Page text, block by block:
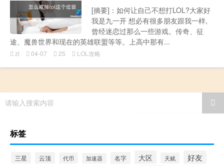
[摘要]：如何让自己不想打LOL?大家好
我是九一开 想必有很多朋友跟我一样,
曾经迷恋过那么一些游戏。传奇、征
途、魔兽世界和现在的英雄联盟等等。上高中那有...
zl 04-07 25 LOL攻略
请输入搜索内容
标签
三星 云顶 代币 加速器 名字 大区 天赋 好友